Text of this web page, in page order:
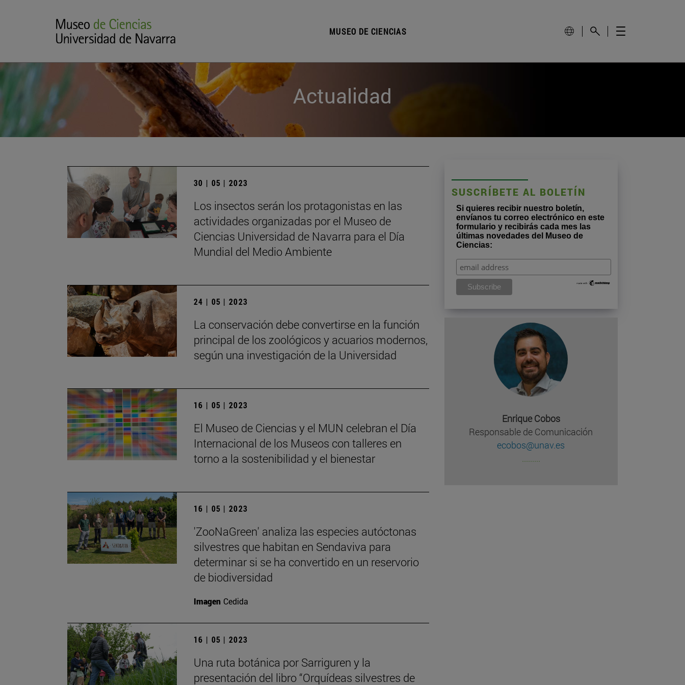
MUSEO DE CIENCIAS
Actualidad
30 | 05 | 2023
Los insectos serán los protagonistas en las
actividades organizadas por el Museo de
Ciencias Universidad de Navarra para el Día
Mundial del Medio Ambiente
24 | 05 | 2023
La conservación debe convertirse en la función
principal de los zoológicos y acuarios modernos,
según una investigación de la Universidad
16 | 05 | 2023
El Museo de Ciencias y el MUN celebran el Día
Internacional de los Museos con talleres en
torno a la sostenibilidad y el bienestar
16 | 05 | 2023
'ZooNaGreen' analiza las especies autóctonas
silvestres que habitan en Sendaviva para
determinar si se ha convertido en un reservorio
de biodiversidad
Imagen Cedida
16 | 05 | 2023
Una ruta botánica por Sarriguren y la
presentación del libro “Orquídeas silvestres de
SUSCRÍBETE AL BOLETÍN
Si quieres recibir nuestro boletín,
envíanos tu correo electrónico en este
formulario y recibirás cada mes las
últimas novedades del Museo de
Ciencias:
Enrique Cobos
Responsable de Comunicación
ecobos@unav.es
.........